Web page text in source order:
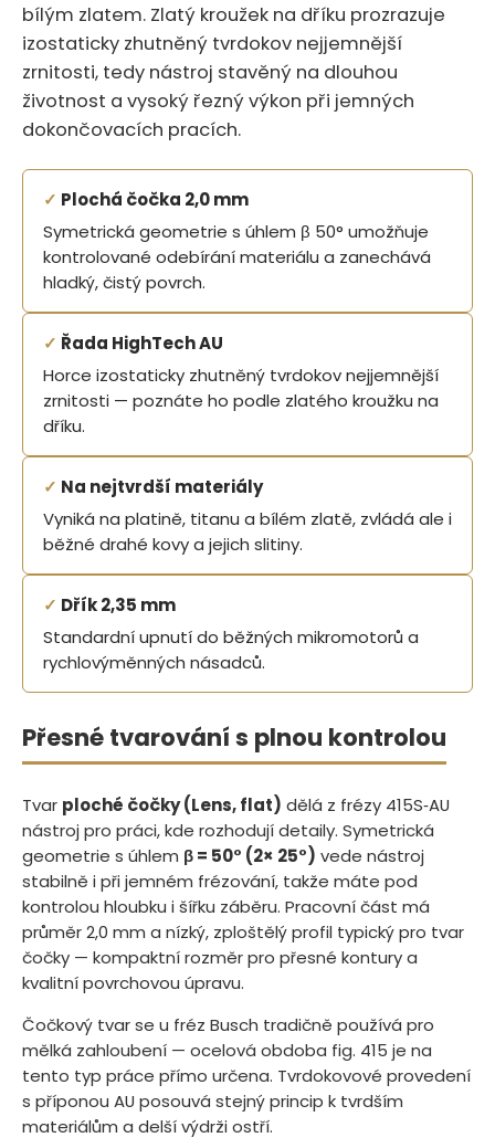
bílým zlatem. Zlatý kroužek na dříku prozrazuje
izostaticky zhutněný tvrdokov nejjemnější
zrnitosti, tedy nástroj stavěný na dlouhou
životnost a vysoký řezný výkon při jemných
dokončovacích pracích.
✓ Plochá čočka 2,0 mm
Symetrická geometrie s úhlem β 50° umožňuje
kontrolované odebírání materiálu a zanechává
hladký, čistý povrch.
✓ Řada HighTech AU
Horce izostaticky zhutněný tvrdokov nejjemnější
zrnitosti — poznáte ho podle zlatého kroužku na
dříku.
✓ Na nejtvrdší materiály
Vyniká na platině, titanu a bílém zlatě, zvládá ale i
běžné drahé kovy a jejich slitiny.
✓ Dřík 2,35 mm
Standardní upnutí do běžných mikromotorů a
rychlovýměnných násadců.
Přesné tvarování s plnou kontrolou
Tvar ploché čočky (Lens, flat) dělá z frézy 415S‑AU
nástroj pro práci, kde rozhodují detaily. Symetrická
geometrie s úhlem β = 50° (2× 25°) vede nástroj
stabilně i při jemném frézování, takže máte pod
kontrolou hloubku i šířku záběru. Pracovní část má
průměr 2,0 mm a nízký, zploštělý profil typický pro tvar
čočky — kompaktní rozměr pro přesné kontury a
kvalitní povrchovou úpravu.
Čočkový tvar se u fréz Busch tradičně používá pro
mělká zahloubení — ocelová obdoba fig. 415 je na
tento typ práce přímo určena. Tvrdokovové provedení
s příponou AU posouvá stejný princip k tvrdším
materiálům a delší výdrži ostří.